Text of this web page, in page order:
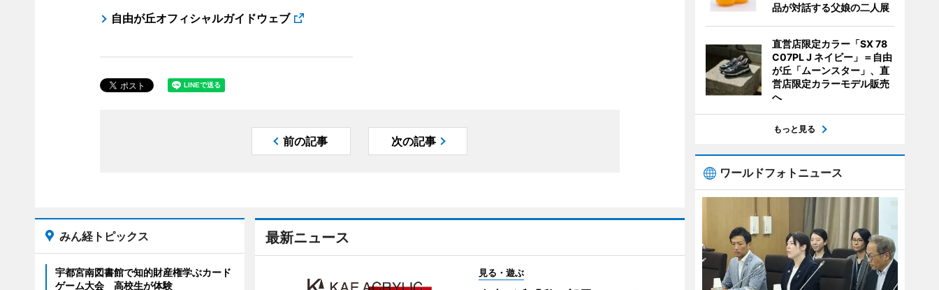
自由が丘オフィシャルガイドウェブ
前の記事 次の記事
最新ニュース
見る・遊ぶ
みん経トピックス
宇都宮南図書館で知的財産権学ぶカード
ゲーム大会 高校生が体験
品が対話する父娘の二人展
直営店限定カラー「SX 78
C07PL J ネイビー」＝自由
が丘「ムーンスター」、直
営店限定カラーモデル販売
へ
もっと見る
ワールドフォトニュース